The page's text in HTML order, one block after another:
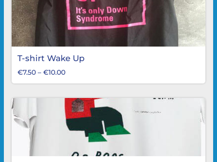
T-shirt Wake Up
€7.50 – €10.00